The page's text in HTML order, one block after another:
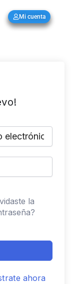
Mi cuenta
la
ahora